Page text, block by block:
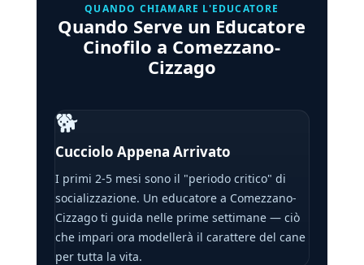
QUANDO CHIAMARE L'EDUCATORE
Quando Serve un Educatore
Cinofilo a Comezzano-
Cizzago
🐕
Cucciolo Appena Arrivato
I primi 2-5 mesi sono il "periodo critico" di
socializzazione. Un educatore a Comezzano-
Cizzago ti guida nelle prime settimane — ciò
che impari ora modellerà il carattere del cane
per tutta la vita.